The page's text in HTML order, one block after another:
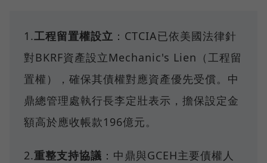
1.工程留置權設立 ：CTCIA已依美國法律針
對BKRF資產設立Mechanic's Lien（工程留
置權），確保其債權對應資產優先受償。中
鼎總管理處執行長李定壯表示，擔保設定金
額高於應收帳款196億元。
2.重整支持協議 ：中鼎與GCEH主要債權人